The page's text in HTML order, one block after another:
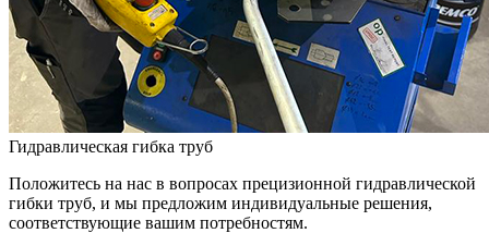
Гидравлическая гибка труб
Положитесь на нас в вопросах прецизионной гидравлической
гибки труб, и мы предложим индивидуальные решения,
соответствующие вашим потребностям.